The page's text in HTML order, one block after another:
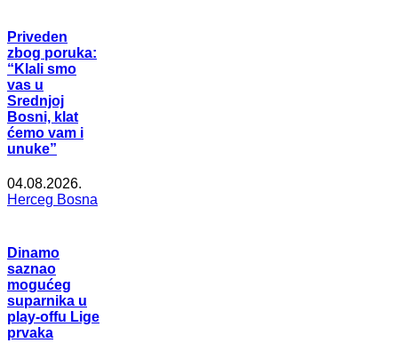
Priveden
zbog poruka:
“Klali smo
vas u
Srednjoj
Bosni, klat
ćemo vam i
unuke”
04.08.2026.
Herceg Bosna
Dinamo
saznao
mogućeg
suparnika u
play-offu Lige
prvaka